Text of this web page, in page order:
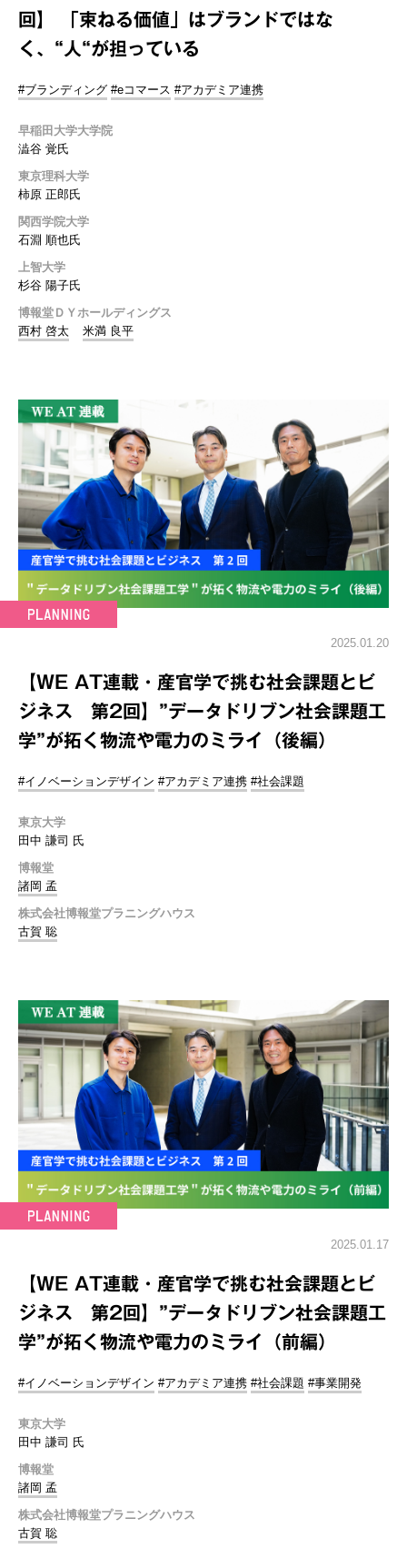
回】 「束ねる価値」はブランドではな
く、“人“が担っている
#ブランディング #eコマース #アカデミア連携
早稲田大学大学院
澁谷 覚氏
東京理科大学
柿原 正郎氏
関西学院大学
石淵 順也氏
上智大学
杉谷 陽子氏
博報堂ＤＹホールディングス
西村 啓太
米満 良平
2025.01.20
【WE AT連載・産官学で挑む社会課題とビ
ジネス 第2回】”データドリブン社会課題工
学”が拓く物流や電力のミライ（後編）
#イノベーションデザイン #アカデミア連携 #社会課題
東京大学
田中 謙司 氏
博報堂
諸岡 孟
株式会社博報堂プラニングハウス
古賀 聡
2025.01.17
【WE AT連載・産官学で挑む社会課題とビ
ジネス 第2回】”データドリブン社会課題工
学”が拓く物流や電力のミライ（前編）
#イノベーションデザイン #アカデミア連携 #社会課題 #事業開発
東京大学
田中 謙司 氏
博報堂
諸岡 孟
株式会社博報堂プラニングハウス
古賀 聡